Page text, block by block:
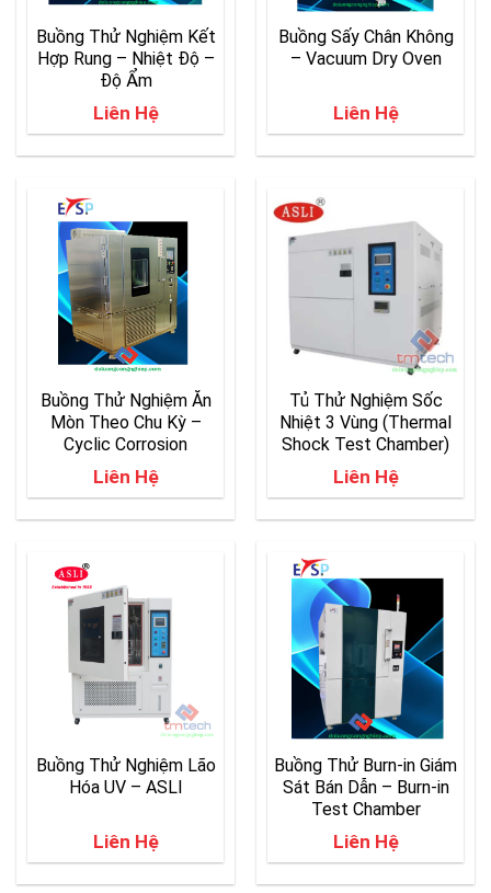
Buồng Thử Nghiệm Kết
Hợp Rung – Nhiệt Độ –
Độ Ẩm
Liên Hệ
Buồng Sấy Chân Không
– Vacuum Dry Oven
Liên Hệ
Buồng Thử Nghiệm Ăn
Mòn Theo Chu Kỳ –
Cyclic Corrosion
Testing Chamber
Liên Hệ
Tủ Thử Nghiệm Sốc
Nhiệt 3 Vùng (Thermal
Shock Test Chamber)
Liên Hệ
Buồng Thử Nghiệm Lão
Hóa UV – ASLI
Liên Hệ
Buồng Thử Burn-in Giám
Sát Bán Dẫn – Burn-in
Test Chamber
Liên Hệ